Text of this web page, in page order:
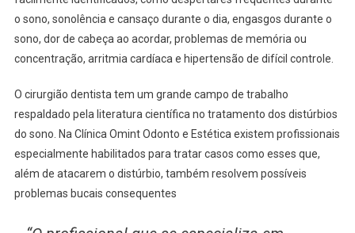
o sono, sonolência e cansaço durante o dia, engasgos durante o
sono, dor de cabeça ao acordar, problemas de memória ou
concentração, arritmia cardíaca e hipertensão de difícil controle.
O cirurgião dentista tem um grande campo de trabalho
respaldado pela literatura científica no tratamento dos distúrbios
do sono. Na Clínica Omint Odonto e Estética existem profissionais
especialmente habilitados para tratar casos como esses que,
além de atacarem o distúrbio, também resolvem possíveis
problemas bucais consequentes